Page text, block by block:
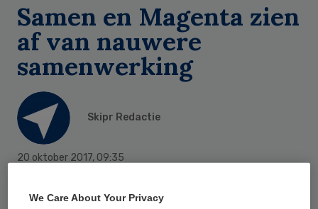
Samen en Magenta zien
af van nauwere
samenwerking
Skipr Redactie
20 oktober 2017, 09:35
We Care About Your Privacy